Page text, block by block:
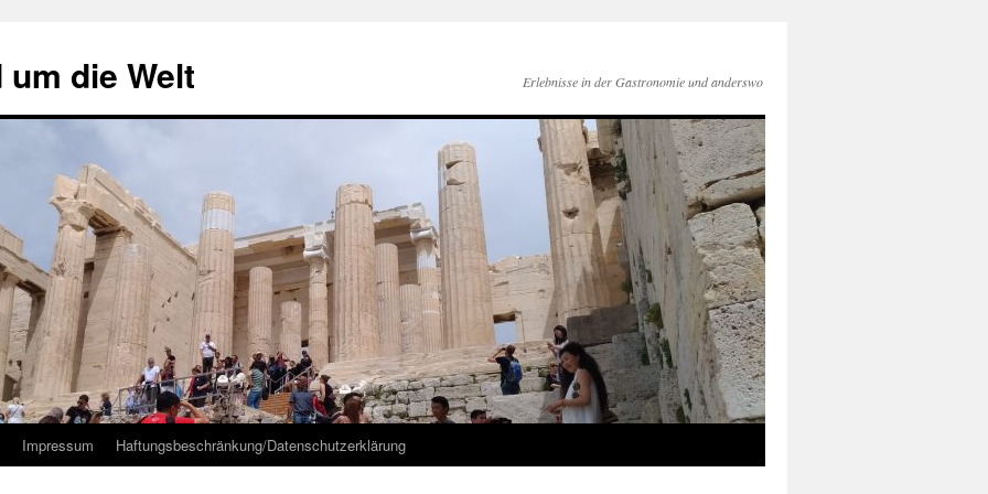
die Welt Erlebnisse in der Gastronomie und anderswo
Impressum Haftungsbeschränkung/Datenschutzerklärung